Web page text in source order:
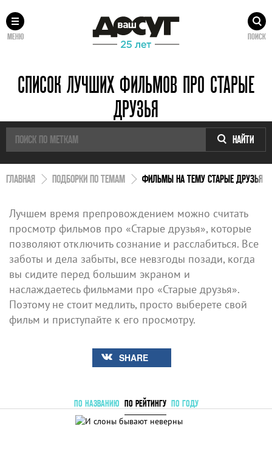
МЕНЮ ПОИСК
СПИСОК ЛУЧШИХ ФИЛЬМОВ ПРО СТАРЫЕ
ДРУЗЬЯ
НАЙТИ
ГЛАВНАЯ ПОДБОРКИ ПО ТЕМАМ ФИЛЬМЫ НА ТЕМУ СТАРЫЕ ДРУЗЬЯ
Лучшем время препровождением можно считать
просмотр фильмов про «Старые друзья», которые
позволяют отключить сознание и расслабиться. Все
заботы и дела забыты, все невзгоды позади, когда
вы сидите перед большим экраном и
наслаждаетесь фильмами про «Старые друзья».
Поэтому не стоит медлить, просто выберете свой
фильм и приступайте к его просмотру.
SHARE
ПО НАЗВАНИЮ ПО РЕЙТИНГУ ПО ГОДУ